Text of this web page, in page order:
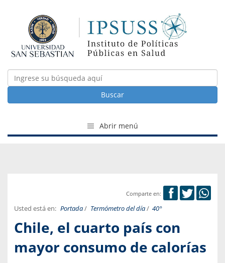
Buscar
Abrir menú
Comparte en:
Usted está en: Portada/ Termómetro del día/ 40°
Chile, el cuarto país con
mayor consumo de calorías